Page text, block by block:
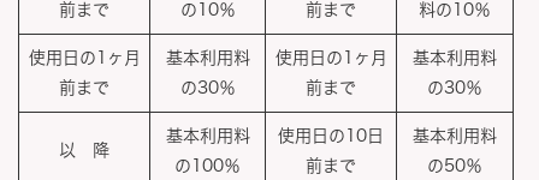
前まで
の10％
前まで
料の10％
使用日の1ヶ月
前まで
基本利用料
の30％
使用日の1ヶ月
前まで
基本利用料
の30％
以 降
基本利用料
の100％
使用日の10日
前まで
基本利用料
の50％